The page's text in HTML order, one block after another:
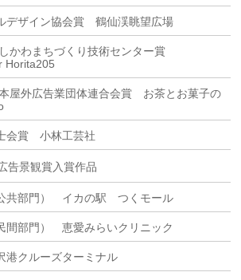
デザイン協会賞 鶴仙渓眺望広場
かわまちづくり技術センター賞
Horita205
屋外広告業団体連合会賞 お茶とお菓子の
会賞 小林工芸社
告景観賞入賞作品
共部門） イカの駅 つくモール
間部門） 恵愛みらいクリニック
クルーズターミナル